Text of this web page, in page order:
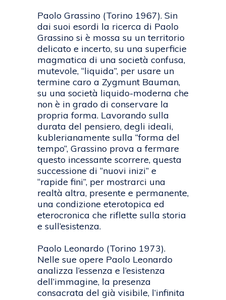
Paolo Grassino (Torino 1967). Sin
dai suoi esordi la ricerca di Paolo
Grassino si è mossa su un territorio
delicato e incerto, su una superficie
magmatica di una società confusa,
mutevole, “liquida”, per usare un
termine caro a Zygmunt Bauman,
su una società liquido-moderna che
non è in grado di conservare la
propria forma. Lavorando sulla
durata del pensiero, degli ideali,
kublerianamente sulla “forma del
tempo”, Grassino prova a fermare
questo incessante scorrere, questa
successione di “nuovi inizi” e
“rapide fini”, per mostrarci una
realtà altra, presente e permanente,
una condizione eterotopica ed
eterocronica che riflette sulla storia
e sull’esistenza.
Paolo Leonardo (Torino 1973).
Nelle sue opere Paolo Leonardo
analizza l’essenza e l’esistenza
dell’immagine, la presenza
consacrata del già visibile, l’infinita